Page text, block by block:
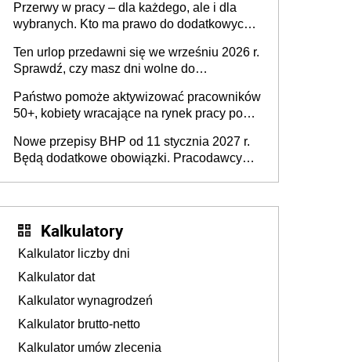
dofinansowań czy refundacji, ale bariery po
stronie systemu i świadomości
pracodawców [WYWIAD]
Przerwy w pracy – dla każdego, ale i dla
wybranych. Kto ma prawo do dodatkowych
Ten urlop przedawni się we wrześniu 2026 r.
Sprawdź, czy masz dni wolne do
Państwo pomoże aktywizować pracowników
50+, kobiety wracające na rynek pracy po
osoby neuroatypowe. Powstanie Fundusz
na rzecz Inkluzywności w Zatrudnianiu?
Nowe przepisy BHP od 11 stycznia 2027 r.
Będą dodatkowe obowiązki. Pracodawcy
Kalkulatory
Kalkulator liczby dni
Kalkulator dat
Kalkulator wynagrodzeń
Kalkulator brutto-netto
Kalkulator umów zlecenia